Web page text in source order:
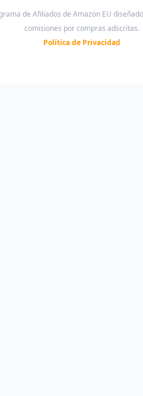
de Afiliados de Amazon EU
comisiones por compras adscritas.
Política de Privacidad